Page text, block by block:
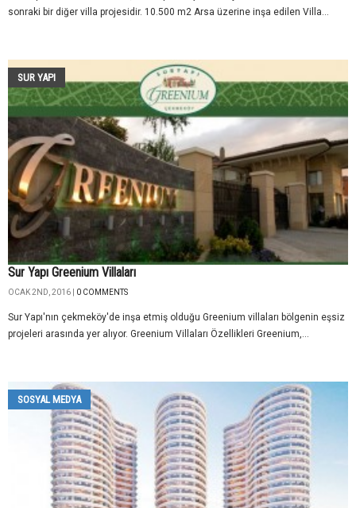
sonraki bir diğer villa projesidir. 10.500 m2 Arsa üzerine inşa edilen Villa...
SUR YAPI
Sur Yapı Greenium Villaları
OCAK 2ND, 2016 | 0 COMMENTS
Sur Yapı'nın çekmeköy'de inşa etmiş olduğu Greenium villaları bölgenin eşsiz
projeleri arasında yer alıyor. Greenium Villaları Özellikleri Greenium,...
SOSYAL MEDYA